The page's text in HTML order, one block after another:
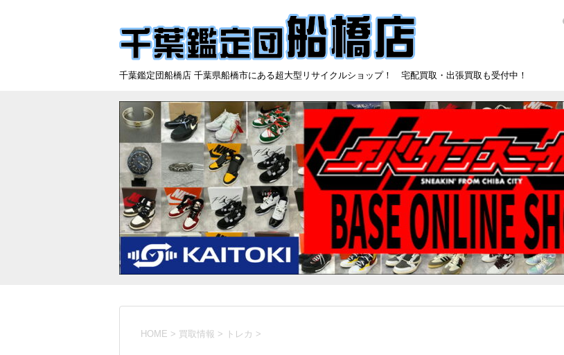
千葉鑑定団船橋店 千葉県船橋市にある超大型リサイクルショップ！ 宅配買取・出張買取も受付中！
HOME > 買取情報 > トレカ >